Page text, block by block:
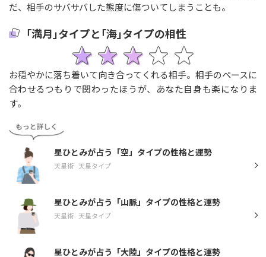
だ、相手のサバサバした態度に傷ついてしまうことも。
｢満月｣タイプと｢海｣タイプの相性
お穏やかに落ち着いて向き合ってくれる相手。相手のペースに
合わせるつもりで関わったほうが、あなた自身も楽になりま
す。
星ひとみが占う「空」タイプの性格と運勢
天星術 天星タイプ
星ひとみが占う「山脈」タイプの性格と運勢
天星術 天星タイプ
星ひとみが占う「大陸」タイプの性格と運勢